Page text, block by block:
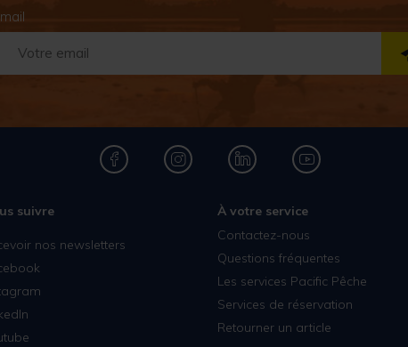
suivre
nos newsletters
À votre service
Contactez-nous
Questions fréquentes
Les services Pacific Pêche
Services de réservation
Retourner un article